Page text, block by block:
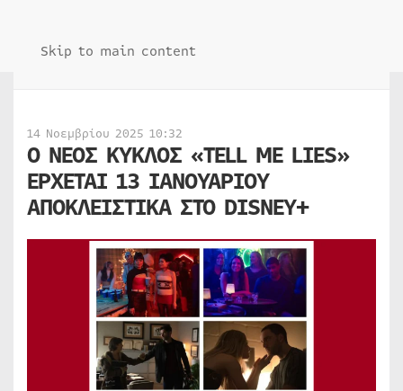
Skip to main content
14 Νοεμβρίου 2025 10:32
Ο ΝΕΟΣ ΚΥΚΛΟΣ «TELL ME LIES»
ΕΡΧΕΤΑΙ 13 ΙΑΝΟΥΑΡΙΟΥ
ΑΠΟΚΛΕΙΣΤΙΚΑ ΣΤΟ DISNEY+